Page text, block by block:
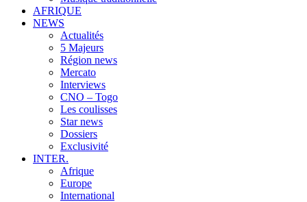
AFRIQUE
NEWS
Actualités
5 Majeurs
Région news
Mercato
Interviews
CNO – Togo
Les coulisses
Star news
Dossiers
Exclusivité
INTER.
Afrique
Europe
International